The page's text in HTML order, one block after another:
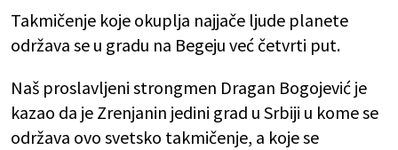
Takmičenje koje okuplja najjače ljude planete
održava se u gradu na Begeju već četvrti put.
Naš proslavljeni strongmen Dragan Bogojević je
kazao da je Zrenjanin jedini grad u Srbiji u kome se
održava ovo svetsko takmičenje, a koje se